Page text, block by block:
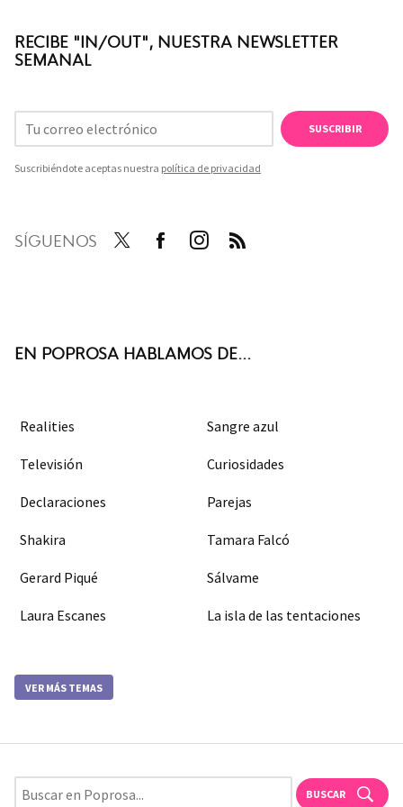
RECIBE "IN/OUT", NUESTRA NEWSLETTER
SEMANAL
SUSCRIBIR
Suscribiéndote aceptas nuestra política de privacidad
SÍGUENOS
EN POPROSA HABLAMOS DE...
Realities Sangre azul
Televisión Curiosidades
Declaraciones Parejas
Shakira Tamara Falcó
Gerard Piqué Sálvame
Laura Escanes La isla de las tentaciones
VER MÁS TEMAS
BUSCAR